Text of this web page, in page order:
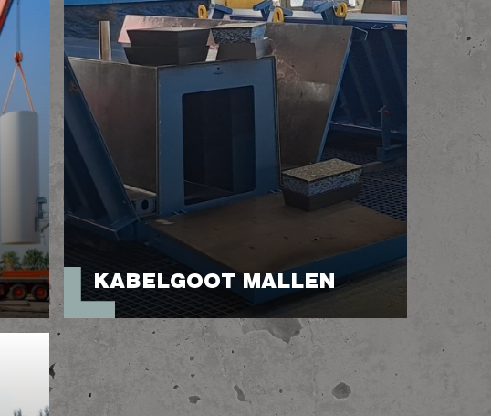
KABELGOOT MALLEN